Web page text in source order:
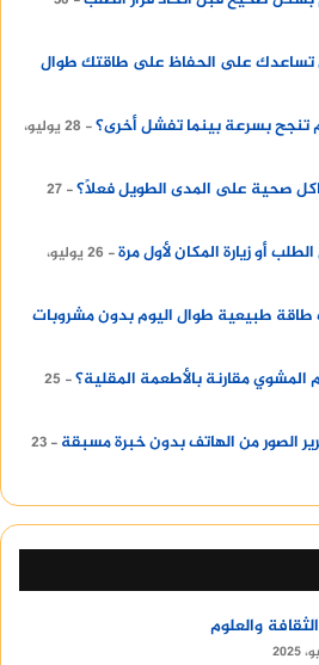
تساعدك على الحفاظ على طاقتك طوال
تنجح بسرعة بينما تفشل أخرى؟
28 يوليو،
صحية على المدى الطويل فعلًا؟ 27
أو زيارة المكان لأول مرة
26 يوليو،
طبيعية طوال اليوم بدون مشروبات
المشوي مقارنة بالأطعمة المقلية؟
25
الصور من الهاتف بدون خبرة مسبقة
23
والعلوم